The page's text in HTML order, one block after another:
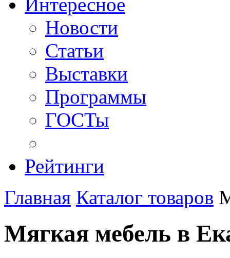
Новости
Статьи
Выставки
Программы
ГОСТы
Рейтинги
Главная Каталог товаров
Мягкая мебель в